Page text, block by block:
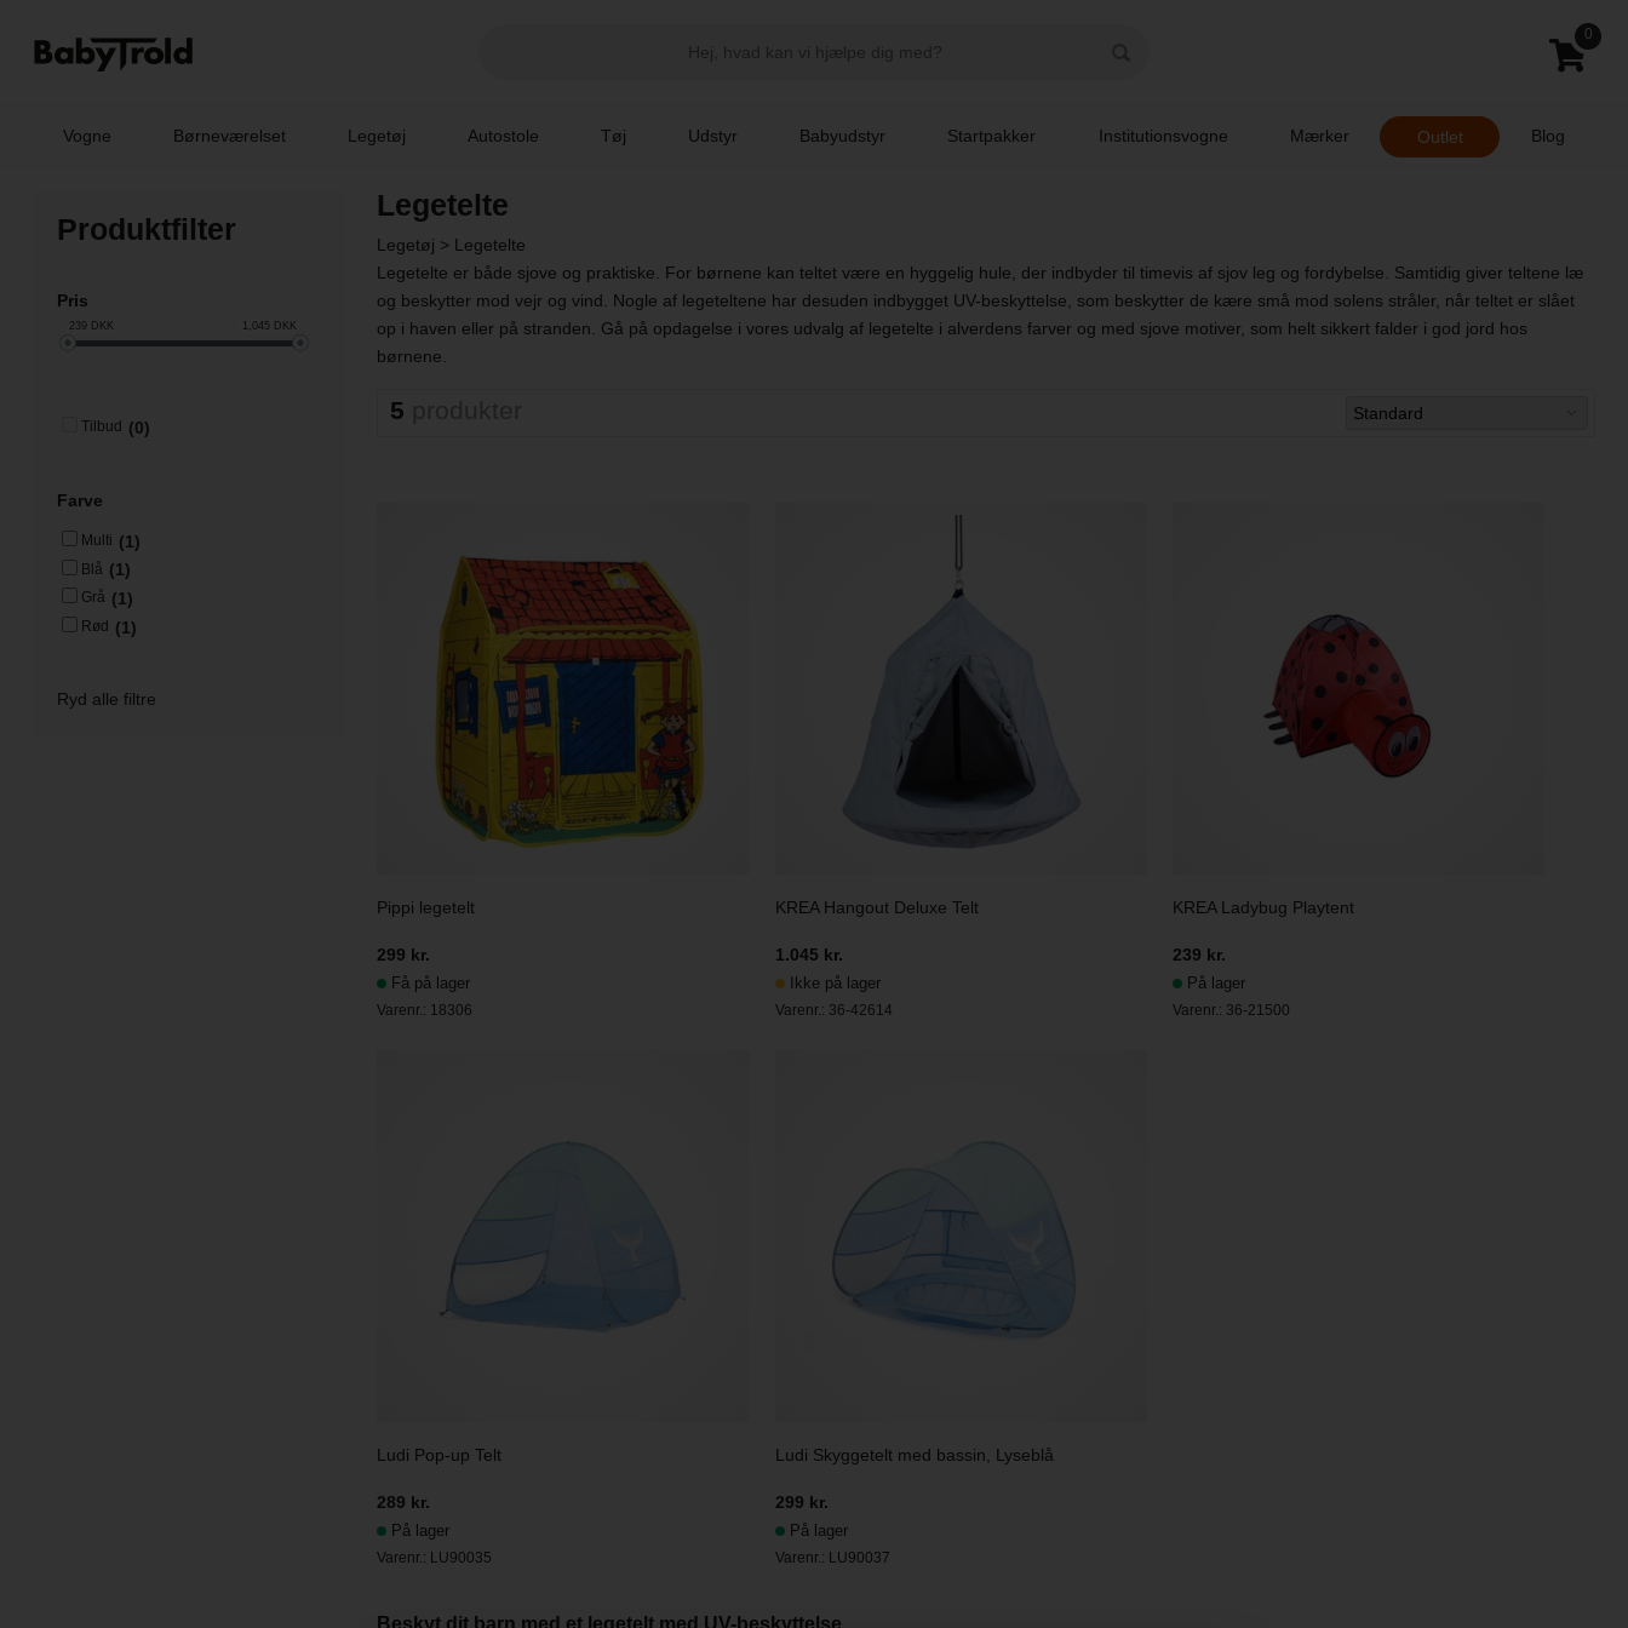
0
Vogne Børneværelset Legetøj Autostole Tøj Udstyr Babyudstyr Startpakker Institutionsvogne Mærker Outlet Blog
Produktfilter
Pris
239DKK 1,045DKK
Tilbud (0)
Farve
Multi (1)
Blå (1)
Grå (1)
Rød (1)
Ryd alle filtre
Legetelte
Legetøj > Legetelte
Legetelte er både sjove og praktiske. For børnene kan teltet være en hyggelig hule, der indbyder til timevis af sjov leg og fordybelse. Samtidig giver teltene læ
og beskytter mod vejr og vind. Nogle af legeteltene har desuden indbygget UV-beskyttelse, som beskytter de kære små mod solens stråler, når teltet er slået
op i haven eller på stranden. Gå på opdagelse i vores udvalg af legetelte i alverdens farver og med sjove motiver, som helt sikkert falder i god jord hos
børnene.
5
Pippi legetelt
299 kr.
Få på lager
Varenr.: 18306
KREA Hangout Deluxe Telt
1.045 kr.
Ikke på lager
Varenr.: 36-42614
KREA Ladybug Playtent
239 kr.
På lager
Varenr.: 36-21500
Ludi Pop-up Telt
289 kr.
På lager
Varenr.: LU90035
Ludi Skyggetelt med bassin, Lyseblå
299 kr.
På lager
Varenr.: LU90037
Beskyt dit barn med et legetelt med UV-beskyttelse